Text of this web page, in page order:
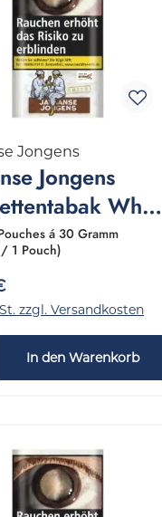
Jongens
Jongens
White
6x30
á 30 Gramm
1 Pouch)
zzgl. Versandkosten
In den Warenkorb